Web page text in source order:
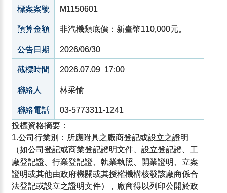
標案案號 M1150601
預算金額 非汽機類底價：新臺幣110,000元。
公告日期 2026/06/30
截標時間 2026.07.09 17:00
聯絡人 林采愉
聯絡電話
03-5773311-1241
投標資格摘要：
1.公司行業別：所應附具之廠商登記或設立之證明
（如公司登記或商業登記證明文件、設立登記證、工
廠登記證、行業登記證、執業執照、開業證明、立案
證明或其他由政府機關或其授權機構核發該廠商係合
法登記或設立之證明文件），廠商得以列印公開於政